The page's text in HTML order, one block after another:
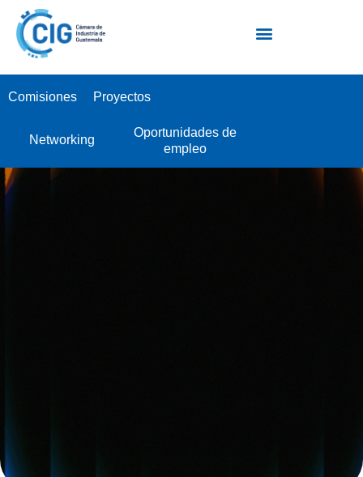
Comisiones Proyectos
Networking
Oportunidades de
empleo